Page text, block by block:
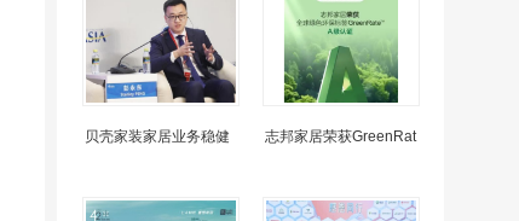
贝壳家装家居业务稳健 志邦家居荣获GreenRat